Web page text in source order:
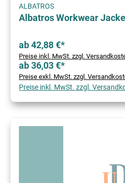
ALBATROS
Albatros Workwear
ab 42,88 €*
Preise inkl. MwSt. zzgl.
ab 36,03 €*
Preise exkl. MwSt. zzgl.
Preise inkl. MwSt. zzgl.